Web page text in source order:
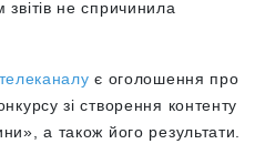
не спричинила
є оголошення про
зі створення контенту
а також його результати.